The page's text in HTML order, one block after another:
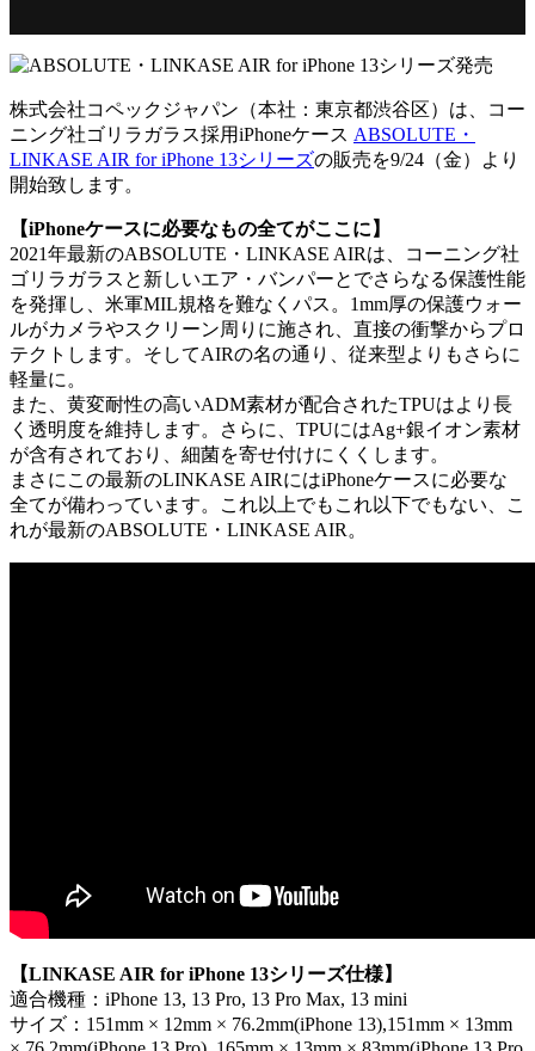
株式会社コペックジャパン（本社：東京都渋谷区）は、コー
ニング社ゴリラガラス採用iPhoneケース ABSOLUTE・
LINKASE AIR for iPhone 13シリーズの販売を9/24（金）より
開始致します。
【iPhoneケースに必要なもの全てがここに】
2021年最新のABSOLUTE・LINKASE AIRは、コーニング社
ゴリラガラスと新しいエア・バンパーとでさらなる保護性能
を発揮し、米軍MIL規格を難なくパス。1mm厚の保護ウォー
ルがカメラやスクリーン周りに施され、直接の衝撃からプロ
テクトします。そしてAIRの名の通り、従来型よりもさらに
軽量に。
また、黄変耐性の高いADM素材が配合されたTPUはより長
く透明度を維持します。さらに、TPUにはAg+銀イオン素材
が含有されており、細菌を寄せ付けにくくします。
まさにこの最新のLINKASE AIRにはiPhoneケースに必要な
全てが備わっています。これ以上でもこれ以下でもない、こ
れが最新のABSOLUTE・LINKASE AIR。
【LINKASE AIR for iPhone 13シリーズ仕様】
適合機種：iPhone 13, 13 Pro, 13 Pro Max, 13 mini
サイズ：151mm × 12mm × 76.2mm(iPhone 13),151mm × 13mm